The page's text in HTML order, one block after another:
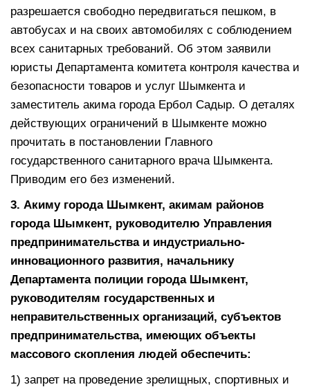
разрешается свободно передвигаться пешком, в
автобусах и на своих автомобилях с соблюдением
всех санитарных требований. Об этом заявили
юристы Департамента комитета контроля качества и
безопасности товаров и услуг Шымкента и
заместитель акима города Ербол Садыр. О деталях
действующих ограничений в Шымкенте можно
прочитать в постановлении Главного
государственного санитарного врача Шымкента.
Приводим его без изменений.
3. Акиму города Шымкент, акимам районов
города Шымкент, руководителю Управления
предпринимательства и индустриально-
инновационного развития, начальнику
Департамента полиции города Шымкент,
руководителям государственных и
неправительственных организаций, субъектов
предпринимательства, имеющих объекты
массового скопления людей обеспечить:
1) запрет на проведение зрелищных, спортивных и